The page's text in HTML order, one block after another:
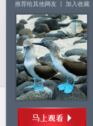
推荐给其他网友 加入收藏